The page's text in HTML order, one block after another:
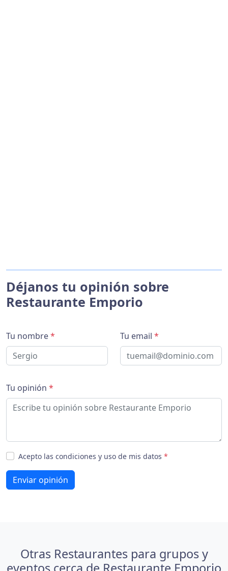
Déjanos tu opinión sobre
Restaurante Emporio
Tu nombre* Tu email *
Tu opinión *
Acepto las condiciones y uso de mis datos *
Enviar opinión
Otras Restaurantes para grupos y